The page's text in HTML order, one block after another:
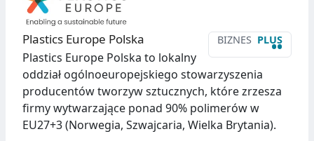
BIZNES PLUS
••
Plastics Europe Polska
Plastics Europe Polska to lokalny
oddział ogólnoeuropejskiego stowarzyszenia
producentów tworzyw sztucznych, które zrzesza
firmy wytwarzające ponad 90% polimerów w
EU27+3 (Norwegia, Szwajcaria, Wielka Brytania).